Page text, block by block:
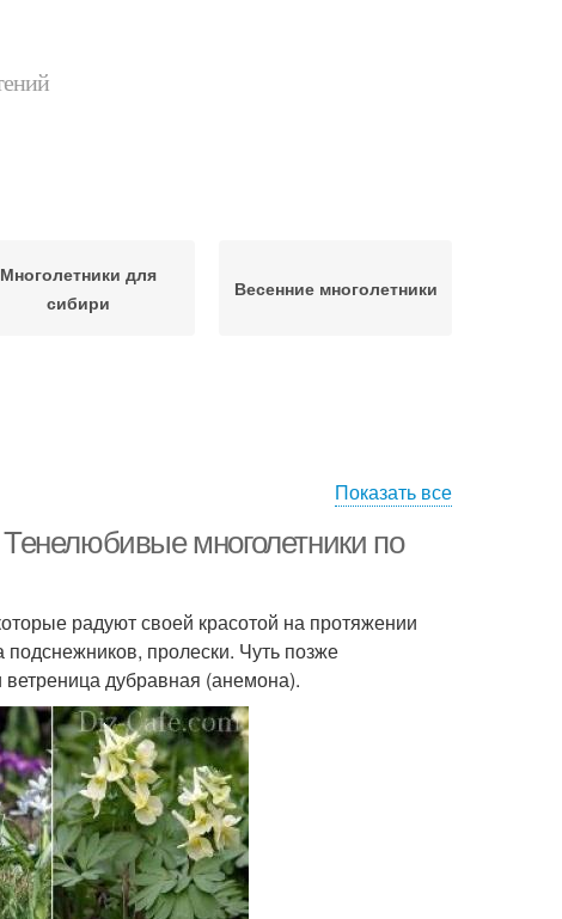
Многолетники для
сибири
Весенние многолетники
Показать все
многолетники по
радуют своей красотой на протяжении
пролески. Чуть позже
дубравная (анемона).